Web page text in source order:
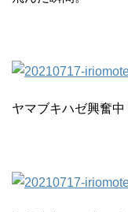
ヤマブキハゼ興奮中